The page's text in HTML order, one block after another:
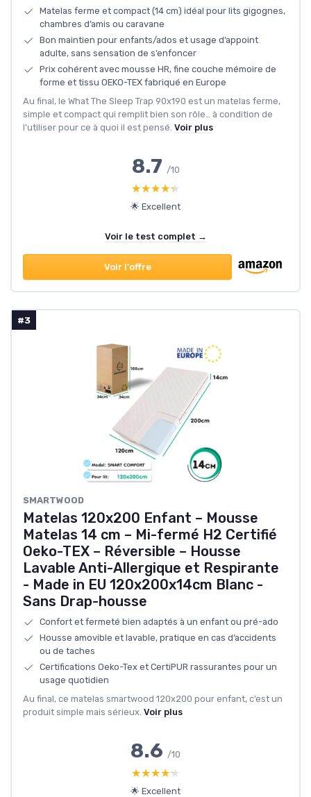
Matelas ferme et compact (14 cm) idéal pour lits gigognes,
chambres d’amis ou caravane
Bon maintien pour enfants/ados et usage d’appoint
adulte, sans sensation de s’enfoncer
Prix cohérent avec mousse HR, fine couche mémoire de
forme et tissu OEKO-TEX fabriqué en Europe
Au final, le What The Sleep Trap 90x190 est un matelas ferme,
simple et compact qui remplit bien son rôle… à condition de
l’utiliser pour ce à quoi il est pensé. Voir plus
8.7 /10
★★★★★
★★★★★
🌟 Excellent
Voir le test complet →
Voir l'offre
#3
SMARTWOOD
Matelas 120x200 Enfant – Mousse
Matelas 14 cm – Mi-fermé H2 Certifié
Oeko-TEX – Réversible – Housse
Lavable Anti-Allergique et Respirante
- Made in EU 120x200x14cm Blanc -
Sans Drap-housse
Confort et fermeté bien adaptés à un enfant ou pré-ado
Housse amovible et lavable, pratique en cas d’accidents
ou de taches
Certifications Oeko-Tex et CertiPUR rassurantes pour un
usage quotidien
Au final, ce matelas smartwood 120x200 pour enfant, c’est un
produit simple mais sérieux. Voir plus
8.6 /10
★★★★★
★★★★★
🌟 Excellent